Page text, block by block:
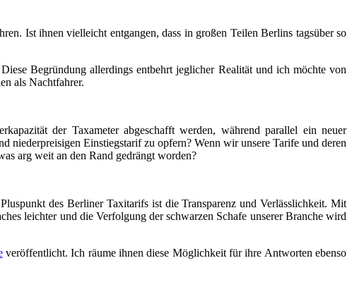
Ist ihnen vielleicht entgangen, dass in großen Teilen Berlins tagsüber so
Begründung allerdings entbehrt jeglicher Realität und ich möchte von
als Nachtfahrer.
der Taxameter abgeschafft werden, während parallel ein neuer
niederpreisigen Einstiegstarif zu opfern? Wenn wir unsere Tarife und deren
arg weit an den Rand gedrängt worden?
des Berliner Taxitarifs ist die Transparenz und Verlässlichkeit. Mit
leichter und die Verfolgung der schwarzen Schafe unserer Branche wird
veröffentlicht. Ich räume ihnen diese Möglichkeit für ihre Antworten ebenso